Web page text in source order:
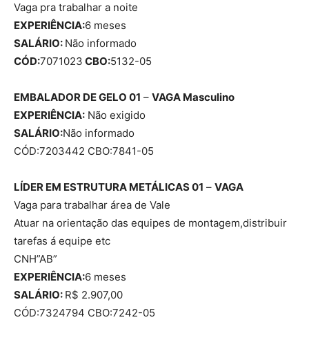
Vaga pra trabalhar a noite
EXPERIÊNCIA:6 meses
SALÁRIO: Não informado
CÓD:7071023 CBO:5132-05
EMBALADOR DE GELO 01 – VAGA Masculino
EXPERIÊNCIA: Não exigido
SALÁRIO:Não informado
CÓD:7203442 CBO:7841-05
LÍDER EM ESTRUTURA METÁLICAS 01 – VAGA
Vaga para trabalhar área de Vale
Atuar na orientação das equipes de montagem,distribuir
tarefas á equipe etc
CNH”AB”
EXPERIÊNCIA:6 meses
SALÁRIO: R$ 2.907,00
CÓD:7324794 CBO:7242-05